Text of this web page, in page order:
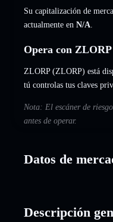
Su capitalización de
actualmente en N/A
Opera con
ZLORP (ZLORP) está
tú controlas tus claves
Nota: El escáner de
antes de operar.
Datos de
Descripción